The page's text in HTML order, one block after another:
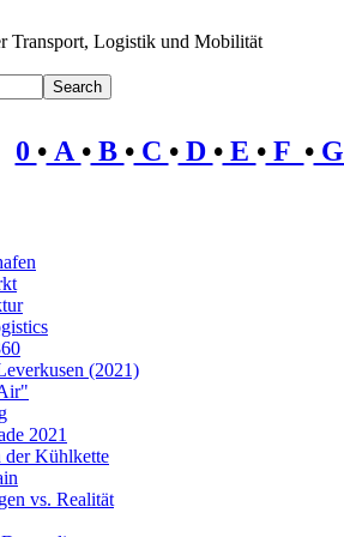
Transport, Logistik und Mobilität
Search
0 •A •B •C •D •E •F •G
(2021)
2021
der Kühlkette
vs. Realität